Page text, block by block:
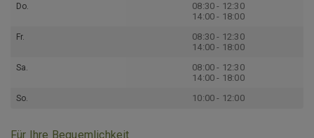
Do.
08:30 - 12:30
14:00 - 18:00
Fr.
08:30 - 12:30
14:00 - 18:00
Sa.
08:00 - 12:30
14:00 - 18:00
So. 10:00 - 12:00
Für Ihre Bequemlichkeit